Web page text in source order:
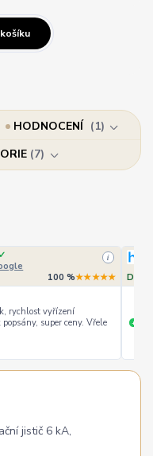
HODNOCENÍ
1
7
✓
i
100 %★★★★★
rychlost vyřízení
super ceny. Vřele
+
jistič 6 kA,